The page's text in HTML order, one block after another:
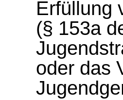
Erfüllung
(§ 153a
oder das